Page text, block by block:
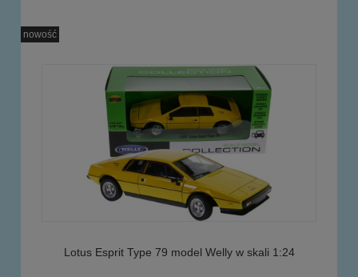
Lotus Esprit Type 79 model Welly w skali 1:24
nowość